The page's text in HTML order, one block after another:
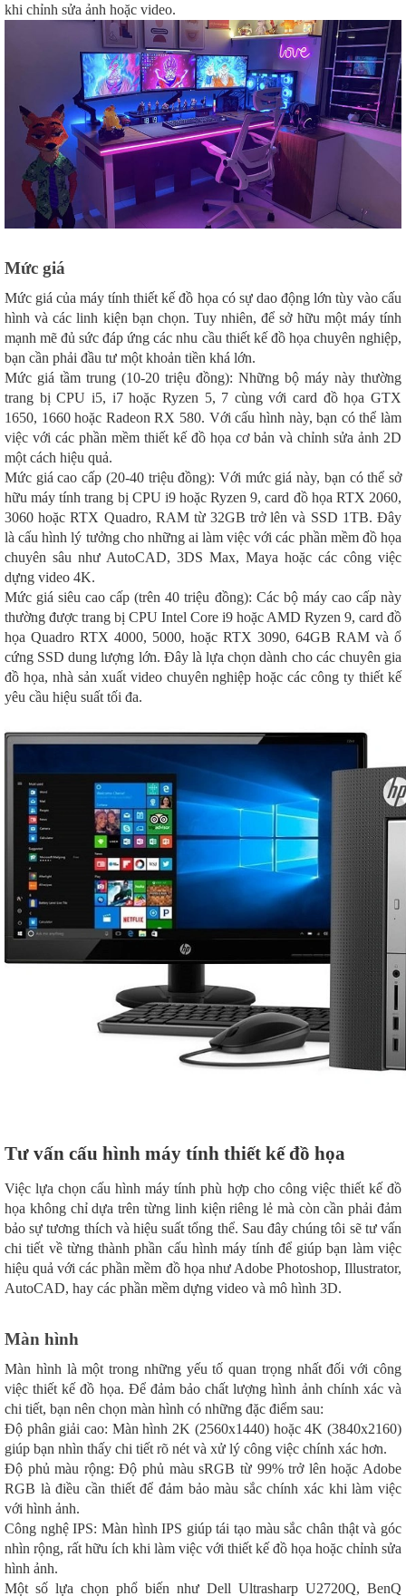
khi chỉnh sửa ảnh hoặc video.
Mức giá
Mức giá của máy tính thiết kế đồ họa có sự dao động lớn tùy vào cấu
hình và các linh kiện bạn chọn. Tuy nhiên, để sở hữu một máy tính
mạnh mẽ đủ sức đáp ứng các nhu cầu thiết kế đồ họa chuyên nghiệp,
bạn cần phải đầu tư một khoản tiền khá lớn.
Mức giá tầm trung (10-20 triệu đồng): Những bộ máy này thường
trang bị CPU i5, i7 hoặc Ryzen 5, 7 cùng với card đồ họa GTX
1650, 1660 hoặc Radeon RX 580. Với cấu hình này, bạn có thể làm
việc với các phần mềm thiết kế đồ họa cơ bản và chỉnh sửa ảnh 2D
một cách hiệu quả.
Mức giá cao cấp (20-40 triệu đồng): Với mức giá này, bạn có thể sở
hữu máy tính trang bị CPU i9 hoặc Ryzen 9, card đồ họa RTX 2060,
3060 hoặc RTX Quadro, RAM từ 32GB trở lên và SSD 1TB. Đây
là cấu hình lý tưởng cho những ai làm việc với các phần mềm đồ họa
chuyên sâu như AutoCAD, 3DS Max, Maya hoặc các công việc
dựng video 4K.
Mức giá siêu cao cấp (trên 40 triệu đồng): Các bộ máy cao cấp này
thường được trang bị CPU Intel Core i9 hoặc AMD Ryzen 9, card đồ
họa Quadro RTX 4000, 5000, hoặc RTX 3090, 64GB RAM và ổ
cứng SSD dung lượng lớn. Đây là lựa chọn dành cho các chuyên gia
đồ họa, nhà sản xuất video chuyên nghiệp hoặc các công ty thiết kế
yêu cầu hiệu suất tối đa.
Tư vấn cấu hình máy tính thiết kế đồ họa
Việc lựa chọn cấu hình máy tính phù hợp cho công việc thiết kế đồ
họa không chỉ dựa trên từng linh kiện riêng lẻ mà còn cần phải đảm
bảo sự tương thích và hiệu suất tổng thể. Sau đây chúng tôi sẽ tư vấn
chi tiết về từng thành phần cấu hình máy tính để giúp bạn làm việc
hiệu quả với các phần mềm đồ họa như Adobe Photoshop, Illustrator,
AutoCAD, hay các phần mềm dựng video và mô hình 3D.
Màn hình
Màn hình là một trong những yếu tố quan trọng nhất đối với công
việc thiết kế đồ họa. Để đảm bảo chất lượng hình ảnh chính xác và
chi tiết, bạn nên chọn màn hình có những đặc điểm sau:
Độ phân giải cao: Màn hình 2K (2560x1440) hoặc 4K (3840x2160)
giúp bạn nhìn thấy chi tiết rõ nét và xử lý công việc chính xác hơn.
Độ phủ màu rộng: Độ phủ màu sRGB từ 99% trở lên hoặc Adobe
RGB là điều cần thiết để đảm bảo màu sắc chính xác khi làm việc
với hình ảnh.
Công nghệ IPS: Màn hình IPS giúp tái tạo màu sắc chân thật và góc
nhìn rộng, rất hữu ích khi làm việc với thiết kế đồ họa hoặc chỉnh sửa
hình ảnh.
Một số lựa chọn phổ biến như Dell Ultrasharp U2720Q, BenQ